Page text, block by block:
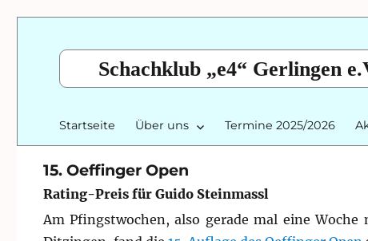
Schachklub „e4“ Gerlingen
Startseite Über uns Termine 2025/2026
15. Oeffinger Open
Rating-Preis für Guido Steinmassl
Am Pfingstwochen, also gerade mal eine Woche